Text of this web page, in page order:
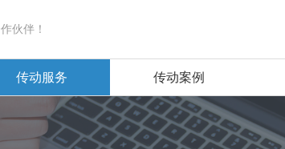
伙伴！
传动服务 传动案例